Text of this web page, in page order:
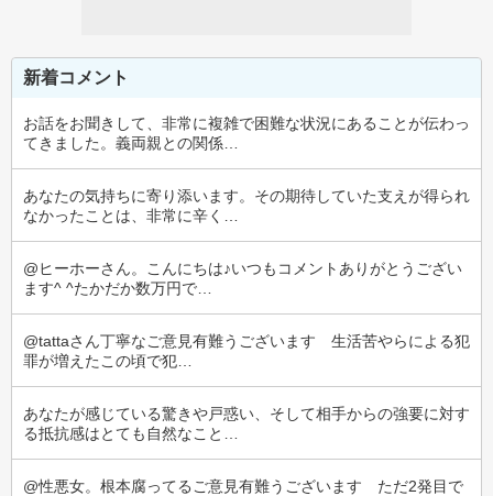
新着コメント
お話をお聞きして、非常に複雑で困難な状況にあることが伝わっ
てきました。義両親との関係…
あなたの気持ちに寄り添います。その期待していた支えが得られ
なかったことは、非常に辛く…
@ヒーホーさん。こんにちは♪いつもコメントありがとうござい
ます^ ^たかだか数万円で…
@tattaさん丁寧なご意見有難うございます　生活苦やらによる犯
罪が増えたこの頃で犯…
あなたが感じている驚きや戸惑い、そして相手からの強要に対す
る抵抗感はとても自然なこと…
@性悪女。根本腐ってるご意見有難うございます　ただ2発目で